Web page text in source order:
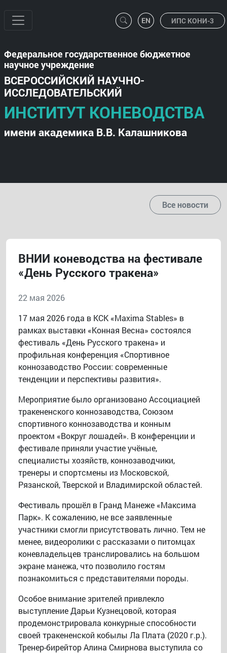
ИПС КОНИ-3
Федеральное государственное бюджетное
научное учреждение
ВСЕРОССИЙСКИЙ НАУЧНО-
ИССЛЕДОВАТЕЛЬСКИЙ
ИНСТИТУТ КОНЕВОДСТВА
имени академика В.В. Калашникова
Все новости
ВНИИ коневодства на фестивале
«День Русского тракена»
22 мая 2026
17 мая 2026 года в КСК «Maxima Stables» в
рамках выставки «Конная Весна» состоялся
фестиваль «День Русского тракена» и
профильная конференция «Спортивное
коннозаводство России: современные
тенденции и перспективы развития».
Мероприятие было организовано Ассоциацией
тракененского коннозаводства, Союзом
спортивного коннозаводства и конным
проектом «Вокруг лошадей». В конференции и
фестивале приняли участие учёные,
специалисты хозяйств, коннозаводчики,
тренеры и спортсмены из Московской,
Рязанской, Тверской и Владимирской областей.
Фестиваль прошёл в Гранд Манеже «Максима
Парк». К сожалению, не все заявленные
участники смогли присутствовать лично. Тем не
менее, видеоролики с рассказами о питомцах
коневладельцев транслировались на большом
экране манежа, что позволило гостям
познакомиться с представителями породы.
Особое внимание зрителей привлекло
выступление Дарьи Кузнецовой, которая
продемонстрировала конкурные способности
своей тракененской кобылы Ла Плата (2020 г.р.).
Тренер-бирейтор Алина Смирнова выступила со